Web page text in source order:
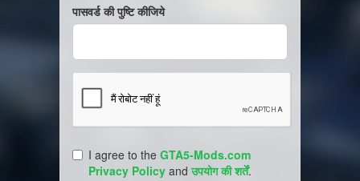
पासवर्ड की पुष्टि कीजिये
I agree to the GTA5-Mods.com
Privacy Policy andउपयोग की शर्तें.